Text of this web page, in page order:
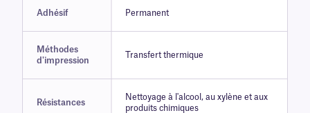
Adhésif Permanent
Méthodes
d'impression
Transfert thermique
Résistances
Nettoyage à l'alcool, au xylène et aux
produits chimiques